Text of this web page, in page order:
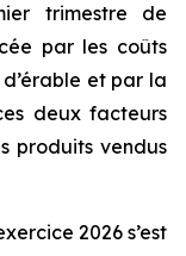
trimestre de
par les coûts
et par la
deux facteurs
produits vendus
2026 s’est